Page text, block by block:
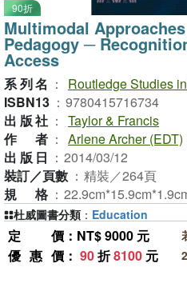
90折
Multimodal
Pedagogy ─
Access
系列名 ：
Routledge Studies
ISBN13 ： 9780415716734
出版社 ： Taylor & Francis
作者 ： Arlene Archer (EDT)
出版日 ： 2014/03/12
裝訂／頁數 ： 精裝／264頁
規格 ：
定價 ：NT$ 9000 元
優惠價 ： 90折8100 元
杜威圖書分類 ： Education